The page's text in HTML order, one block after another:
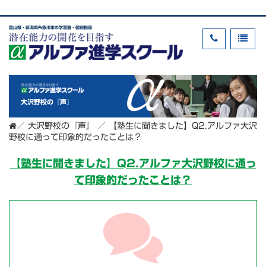
富山県・新潟県糸魚川市の学習塾・個別指導
大沢野校の『声』
／ 大沢野校の『声』 ／
【塾生に聞きました】Q2.アルファ大沢
野校に通って印象的だったことは？
【塾生に聞きました】Q2.アルファ大沢野校に通っ
て印象的だったことは？